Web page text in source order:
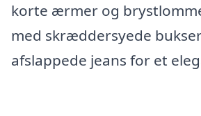
korte ærmer og
med skræddersyede
afslappede jeans for et